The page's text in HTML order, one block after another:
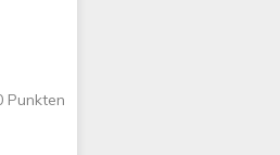
Punkten